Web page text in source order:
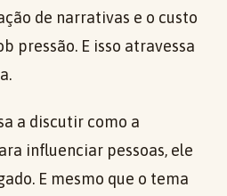
de narrativas e o custo
pressão. E isso atravessa
a discutir como a
influenciar pessoas, ele
E mesmo que o tema